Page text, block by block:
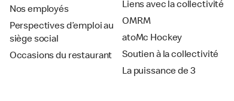
Nos employés
Perspectives d’emploi au
siège social
Occasions du restaurant
Liens avec la collectivité
OMRM
atoMc Hockey
Soutien à la collectivité
La puissance de 3